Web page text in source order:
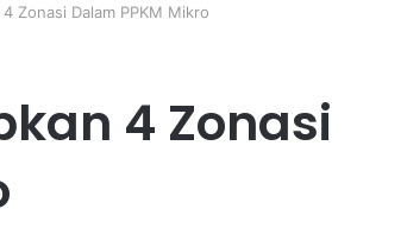
Zonasi Dalam PPKM Mikro
4 Zonasi